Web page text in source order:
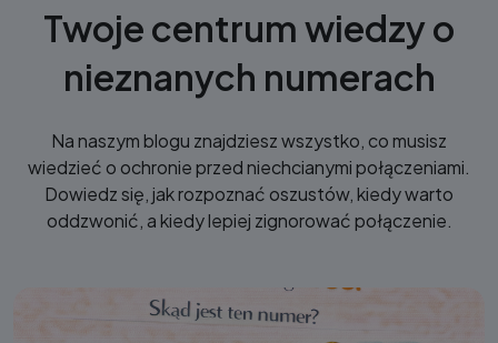
Twoje centrum wiedzy o
nieznanych numerach
Na naszym blogu znajdziesz wszystko, co musisz
wiedzieć o ochronie przed niechcianymi połączeniami.
Dowiedz się, jak rozpoznać oszustów, kiedy warto
oddzwonić, a kiedy lepiej zignorować połączenie.